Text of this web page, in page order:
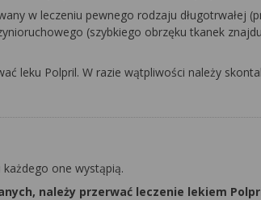
w leczeniu pewnego rodzaju długotrwałej
(szybkiego obrzęku tkanek
leku Polpril. W razie wątpliwości należy
one wystąpią.
należy przerwać leczenie lekiem